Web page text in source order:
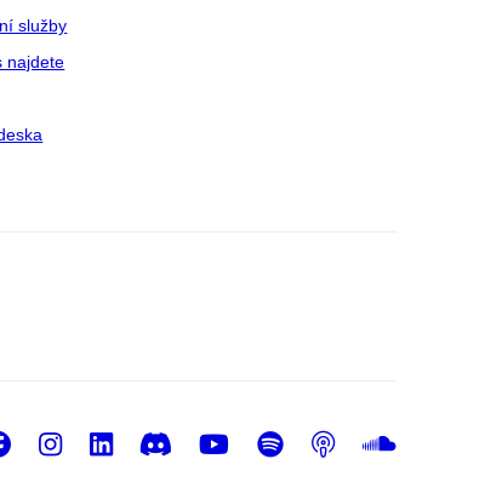
služby
najdete
Facebook
Instagram
LinkedIn
DiscordYoutube
Spotify
Podcast